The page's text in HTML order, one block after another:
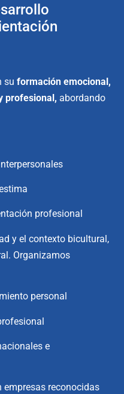
su formación emocional,
profesional, abordando
profesional
y el contexto bicultural,
Organizamos
personal
e
empresas reconocidas